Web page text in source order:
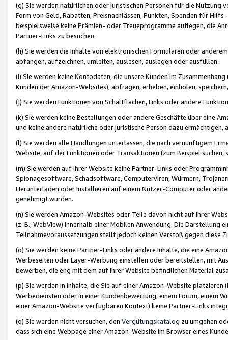
(g) Sie werden natürlichen oder juristischen Personen für die Nutzung
Form von Geld, Rabatten, Preisnachlässen, Punkten, Spenden für
beispielsweise keine Prämien- oder Treueprogramme auflegen, die
Partner-Links zu besuchen.
(h) Sie werden die Inhalte von elektronischen Formularen oder
abfangen, aufzeichnen, umleiten, auslesen, auslegen oder ausfüllen.
(i) Sie werden keine Kontodaten, die unsere Kunden im
Kunden der Amazon-Websites), abfragen, erheben, einholen,
(j) Sie werden Funktionen von Schaltflächen, Links oder andere
(k) Sie werden keine Bestellungen oder andere Geschäfte über eine
und keine andere natürliche oder juristische Person dazu
(l) Sie werden alle Handlungen unterlassen, die nach vernünftigem
Website, auf der Funktionen oder Transaktionen (zum Beispiel
(m) Sie werden auf Ihrer Website keine Partner-Links oder
Spionagesoftware, Schadsoftware, Computerviren, Würmern,
Herunterladen oder Installieren auf einem Nutzer-Computer oder
genehmigt wurden.
(n) Sie werden Amazon-Websites oder Teile davon nicht auf Ihrer
(z. B., WebView) innerhalb einer Mobilen Anwendung. Die Darstellung
Teilnahmevoraussetzungen stellt jedoch keinen Verstoß gegen diese
(o) Sie werden keine Partner-Links oder andere Inhalte, die eine
Werbeseiten oder Layer-Werbung einstellen oder bereitstellen, mit
bewerben, die eng mit dem auf Ihrer Website befindlichen Material
(p) Sie werden in Inhalte, die Sie auf einer Amazon-Website
Werbediensten oder in einer Kundenbewertung, einem Forum, einem
einer Amazon-Website verfügbaren Kontext) keine Partner-Links
(q) Sie werden nicht versuchen, den Vergütungskatalog zu umgehen
dass sich eine Webpage einer Amazon-Website im Browser eines